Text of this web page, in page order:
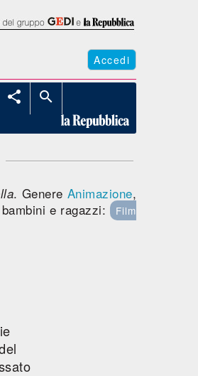
Accedi
 
. Genere Animazione,
e ragazzi: Film